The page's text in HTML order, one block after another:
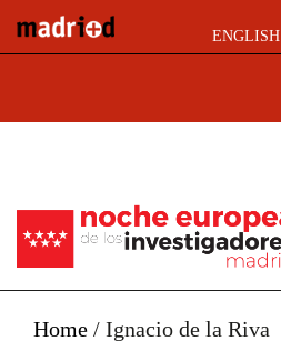
ENGLISH
Home / Ignacio de la Riva